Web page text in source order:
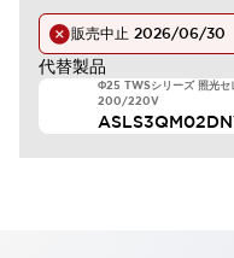
販売中止 2026/06/30
代替製品
Φ25 TWSシリーズ 照光セ
200/220V